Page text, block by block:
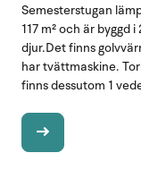
Semesterstugan
117 m² och är
djur.Det finns
har tvättmaskine.
finns dessutom 1